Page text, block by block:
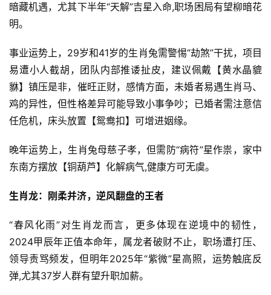
暗藏机遇，尤其下半年“天解”吉星入命,职场困局有望柳暗花
明。
事业运势上，29岁和41岁的生肖兔需警惕“劫煞”干扰，项目
易遭小人截胡，团队内部推诿扯皮，建议佩戴【黄水晶貔
貅】镇压是非，催旺正财，感情方面，未婚者易遇生肖马、
鸡的异性，但性格差异可能导致小事争吵；已婚者需注意信
任危机，床头放置【鸳鸯扣】可增进姻缘。
晚年运势上，生肖兔母慈子孝，但需防“病符”星作祟，家中
东南方摆放【铜葫芦】化解病气,健康方可无虞。
生肖龙：刚柔并济，逆风翻盘的王者
“春风化雨”对生肖龙而言，更多体现在逆境中的韧性，
2024甲辰年正值本命年，属龙者破财不止，职场遭打压、
领导责骂频发，但明年2025年“紫微”星高照，运势触底反
弹,尤其37岁人群有望升职加薪。